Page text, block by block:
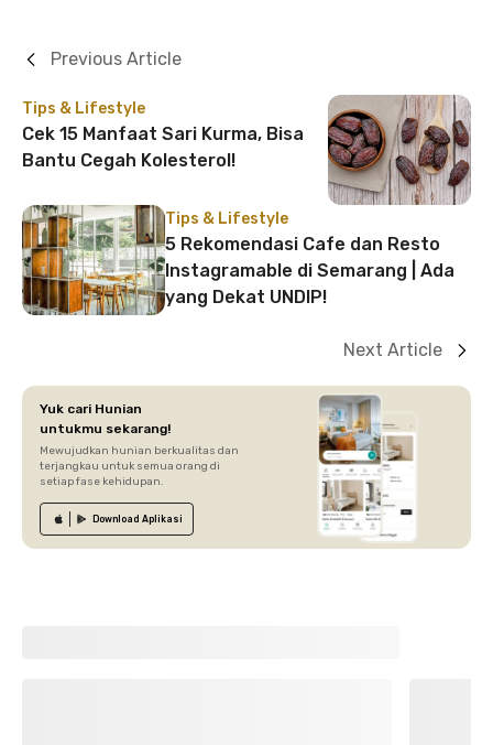
Tips & Lifestyle
Cek 15 Manfaat Sari Kurma, Bisa
Bantu Cegah Kolesterol!
Previous Article
Tips & Lifestyle
5 Rekomendasi Cafe dan Resto
Instagramable di Semarang | Ada
yang Dekat UNDIP!
Next Article
Yuk cari Hunian
untukmu sekarang!
Mewujudkan hunian berkualitas dan
terjangkau untuk semua orang di
setiap fase kehidupan.
Download Aplikasi